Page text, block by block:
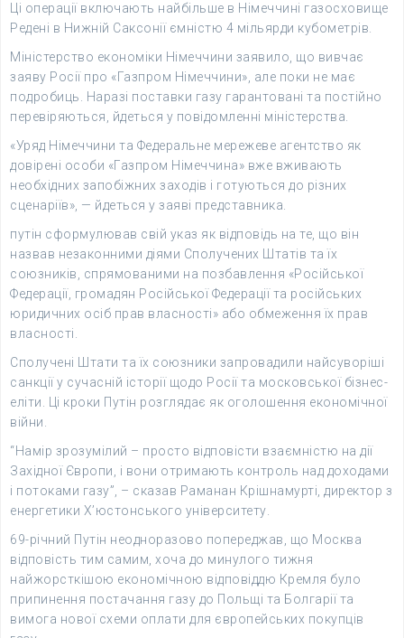
Ці операції включають найбільше в Німеччині газосховище
Редені в Нижній Саксонії ємністю 4 мільярди кубометрів.
Міністерство економіки Німеччини заявило, що вивчає
заяву Росії про «Газпром Німеччини», але поки не має
подробиць. Наразі поставки газу гарантовані та постійно
перевіряються, йдеться у повідомленні міністерства.
«Уряд Німеччини та Федеральне мережеве агентство як
довірені особи «Газпром Німеччина» вже вживають
необхідних запобіжних заходів і готуються до різних
сценаріїв», — йдеться у заяві представника.
путін сформулював свій указ як відповідь на те, що він
назвав незаконними діями Сполучених Штатів та їх
союзників, спрямованими на позбавлення «Російської
Федерації, громадян Російської Федерації та російських
юридичних осіб прав власності» або обмеження їх прав
власності.
Сполучені Штати та їх союзники запровадили найсуворіші
санкції у сучасній історії щодо Росії та московської бізнес-
еліти. Ці кроки Путін розглядає як оголошення економічної
війни.
“Намір зрозумілий – просто відповісти взаємністю на дії
Західної Європи, і вони отримають контроль над доходами
і потоками газу”, – сказав Раманан Крішнамурті, директор з
енергетики Х’юстонського університету.
69-річний Путін неодноразово попереджав, що Москва
відповість тим самим, хоча до минулого тижня
найжорсткішою економічною відповіддю Кремля було
припинення постачання газу до Польщі та Болгарії та
вимога нової схеми оплати для європейських покупців